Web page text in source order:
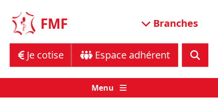
content
FMF Branches
Je cotise Espace adhérent
Menu